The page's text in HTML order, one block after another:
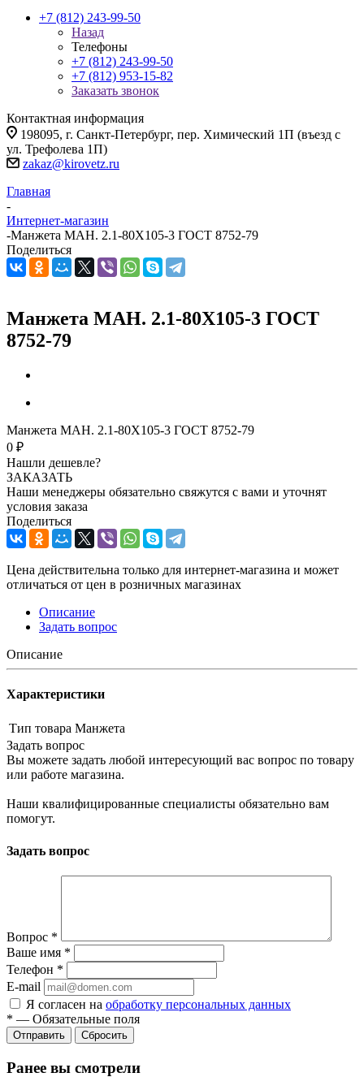
+7 (812) 243-99-50
Назад
Телефоны
+7 (812) 243-99-50
+7 (812) 953-15-82
Заказать звонок
Контактная информация
198095, г. Санкт-Петербург, пер. Химический 1П (въезд с
ул. Трефолева 1П)
zakaz@kirovetz.ru
Главная
-
Интернет-магазин
-Манжета МАН. 2.1-80Х105-3 ГОСТ 8752-79
Поделиться
Манжета МАН. 2.1-80Х105-3 ГОСТ
8752-79
Манжета МАН. 2.1-80Х105-3 ГОСТ 8752-79
0 ₽
Нашли дешевле?
ЗАКАЗАТЬ
Наши менеджеры обязательно свяжутся с вами и уточнят
условия заказа
Поделиться
Цена действительна только для интернет-магазина и может
отличаться от цен в розничных магазинах
Описание
Задать вопрос
Описание
Характеристики
Тип товара Манжета
Задать вопрос
Вы можете задать любой интересующий вас вопрос по товару
или работе магазина.
Наши квалифицированные специалисты обязательно вам
помогут.
Задать вопрос
Вопрос *
Ваше имя *
Телефон *
E-mail
Я согласен на обработку персональных данных
* — Обязательные поля
Сбросить
Ранее вы смотрели